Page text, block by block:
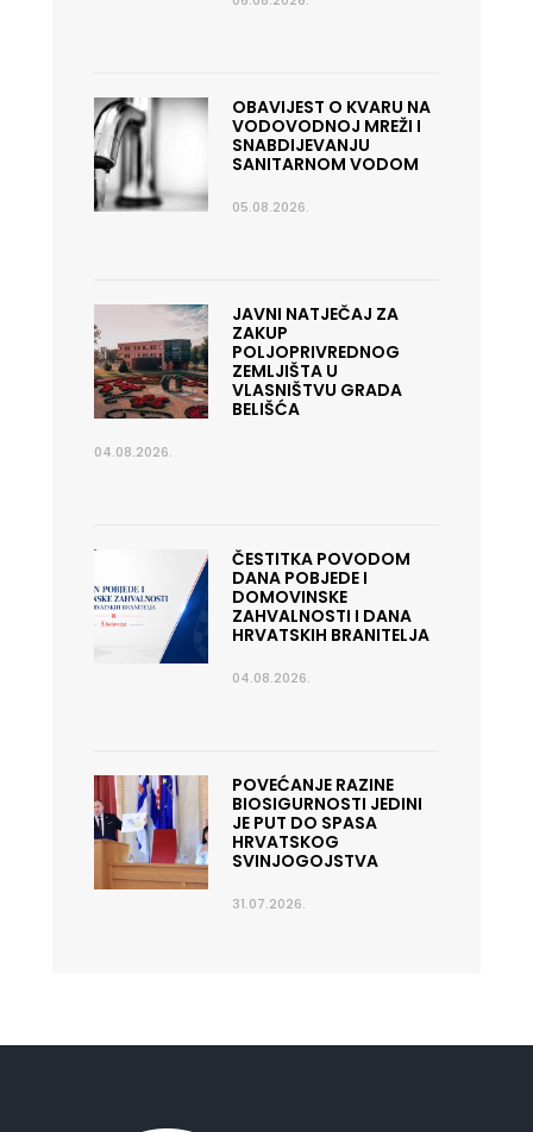
OBAVIJEST O KVARU NA
VODOVODNOJ MREŽI I
SNABDIJEVANJU
SANITARNOM VODOM
05.08.2026.
JAVNI NATJEČAJ ZA
ZAKUP
POLJOPRIVREDNOG
ZEMLJIŠTA U
VLASNIŠTVU GRADA
BELIŠĆA
04.08.2026.
ČESTITKA POVODOM
DANA POBJEDE I
DOMOVINSKE
ZAHVALNOSTI I DANA
HRVATSKIH BRANITELJA
04.08.2026.
POVEĆANJE RAZINE
BIOSIGURNOSTI JEDINI
JE PUT DO SPASA
HRVATSKOG
SVINJOGOJSTVA
31.07.2026.